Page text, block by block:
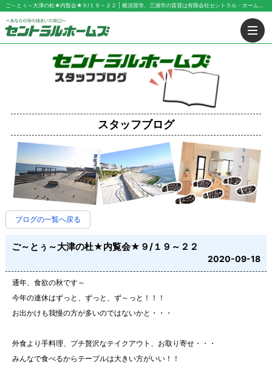
スタッフブログ
ブログの一覧へ戻る
ご～とぅ～大津の杜★内覧会★９/１９～２２
2020-09-18
通年、食欲の秋です～
今年の連休はずっと、ずっと、ず～っと！！！
お出かけも我慢の方が多いのではないかと・・・
外食より手料理、プチ贅沢なテイクアウト、お取り寄せ・・・
みんなで食べるからテーブルは大きい方がいい！！